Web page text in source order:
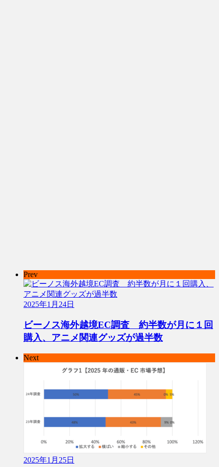
Prev
2025年1月24日
ビーノス海外越境EC調査 約半数が月に１回
購入、アニメ関連グッズが過半数
Next
2025年1月25日